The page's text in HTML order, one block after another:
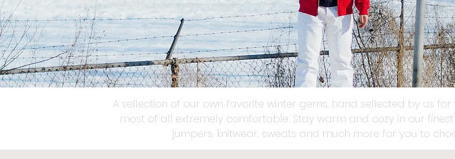
A sellection of our own favorite winter gems, hand sellected by us for
most of all extremely comfortable. Stay warm and cozy in our
jumpers, knitwear, sweats and much more for you to